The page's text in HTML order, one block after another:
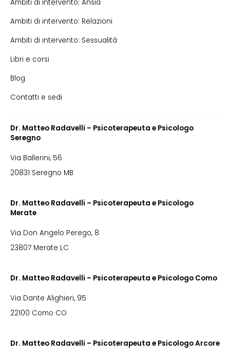
Ambiti di intervento: Ansia
Ambiti di intervento: Relazioni
Ambiti di intervento: Sessualità
Libri e corsi
Blog
Contatti e sedi
Dr. Matteo Radavelli – Psicoterapeuta e Psicologo
Seregno
Via Ballerini, 56
20831 Seregno MB
Dr. Matteo Radavelli – Psicoterapeuta e Psicologo
Merate
Via Don Angelo Perego, 8
23807 Merate LC
Dr. Matteo Radavelli – Psicoterapeuta e Psicologo Como
Via Dante Alighieri, 95
22100 Como CO
Dr. Matteo Radavelli – Psicoterapeuta e Psicologo Arcore